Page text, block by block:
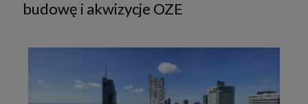
budowę i akwizycje OZE